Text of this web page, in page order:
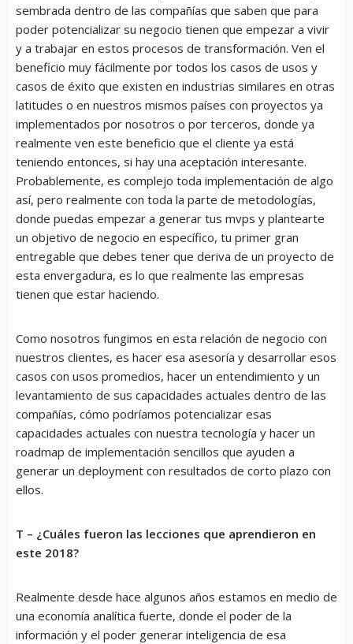
sembrada dentro de las compañías que saben que para
poder potencializar su negocio tienen que empezar a vivir
y a trabajar en estos procesos de transformación. Ven el
beneficio muy fácilmente por todos los casos de usos y
casos de éxito que existen en industrias similares en otras
latitudes o en nuestros mismos países con proyectos ya
implementados por nosotros o por terceros, donde ya
realmente ven este beneficio que el cliente ya está
teniendo entonces, si hay una aceptación interesante.
Probablemente, es complejo toda implementación de algo
así, pero realmente con toda la parte de metodologías,
donde puedas empezar a generar tus mvps y plantearte
un objetivo de negocio en específico, tu primer gran
entregable que debes tener que deriva de un proyecto de
esta envergadura, es lo que realmente las empresas
tienen que estar haciendo.
Como nosotros fungimos en esta relación de negocio con
nuestros clientes, es hacer esa asesoría y desarrollar esos
casos con usos promedios, hacer un entendimiento y un
levantamiento de sus capacidades actuales dentro de las
compañías, cómo podríamos potencializar esas
capacidades actuales con nuestra tecnología y hacer un
roadmap de implementación sencillos que ayuden a
generar un deployment con resultados de corto plazo con
ellos.
T – ¿Cuáles fueron las lecciones que aprendieron en
este 2018?
Realmente desde hace algunos años estamos en medio de
una economía analítica fuerte, donde el poder de la
información y el poder generar inteligencia de esa